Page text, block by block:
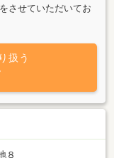
させていただいてお
「売る」・・・ｅｔ
の事ならえひめプロ
扱う
８